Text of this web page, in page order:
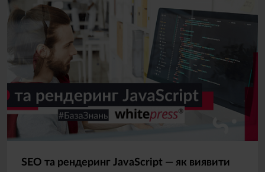
SEO та рендеринг JavaScript — як виявити